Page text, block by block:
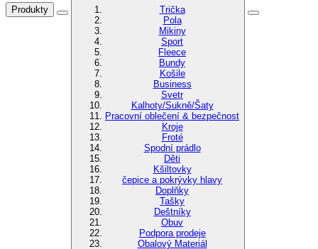
Produkty
Trička
Pola
Mikiny
Sport
Fleece
Bundy
Košile
Business
Svetr
Kalhoty/Sukně/Šaty
Pracovní oblečení & bezpečnost
Kroje
Froté
Spodní prádlo
Děti
Kšiltovky
čepice a pokrývky hlavy
Doplňky
Tašky
Deštníky
Obuv
Podpora prodeje
Obalový Materiál